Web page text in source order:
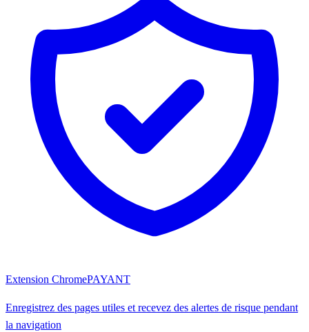
Extension ChromePAYANT
Enregistrez des pages utiles et recevez des alertes de risque pendant
la navigation